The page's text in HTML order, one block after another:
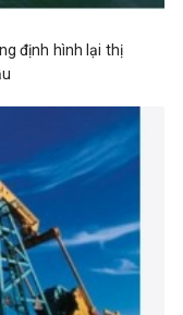
định hình lại thị